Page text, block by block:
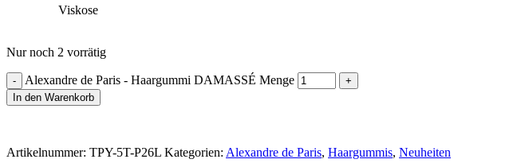
Viskose
Nur noch 2 vorrätig
Alexandre de Paris - Haargummi DAMASSÉ Menge
In den Warenkorb
Artikelnummer: TPY-5T-P26L Kategorien: Alexandre de Paris, Haargummis, Neuheiten